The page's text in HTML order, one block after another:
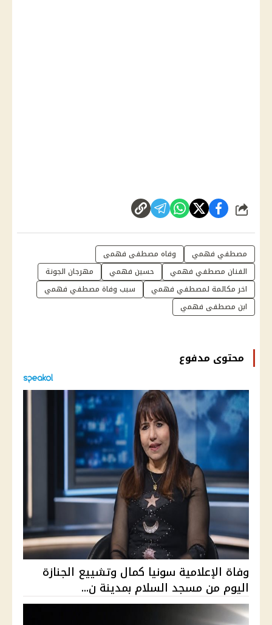
شارك
مصطفي فهمي
وفاه مصطفى فهمى
الفنان مصطفي فهمي
حسين فهمي
مهرجان الجونة
اخر مكالمة لمصطفي فهمي
سبب وفاة مصطفي فهمي
ابن مصطفى فهمي
محتوى مدفوع
وفاة الإعلامية سونيا كمال وتشييع الجنازة
اليوم من مسجد السلام بمدينة ن...